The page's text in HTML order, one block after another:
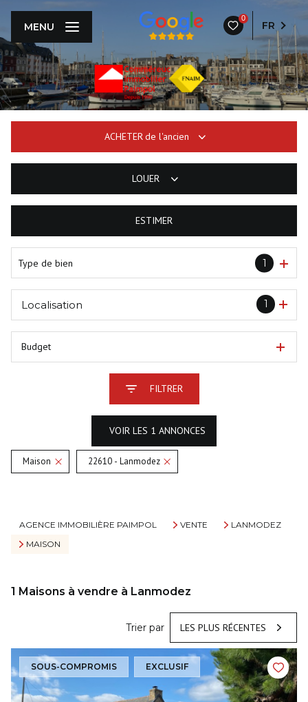
0
FR
MENU
ACHETERde l'ancien
LOUER
ESTIMER
Type de bien 1
1
Localisation
Budget
FILTRER
VOIR LES 1 ANNONCES
Maison 22610 - Lanmodez
AGENCE IMMOBILIÈRE PAIMPOL VENTE
LANMODEZ
MAISON
1 Maisons à vendre à Lanmodez
Trier par LES PLUS RÉCENTES
SOUS-COMPROMIS EXCLUSIF